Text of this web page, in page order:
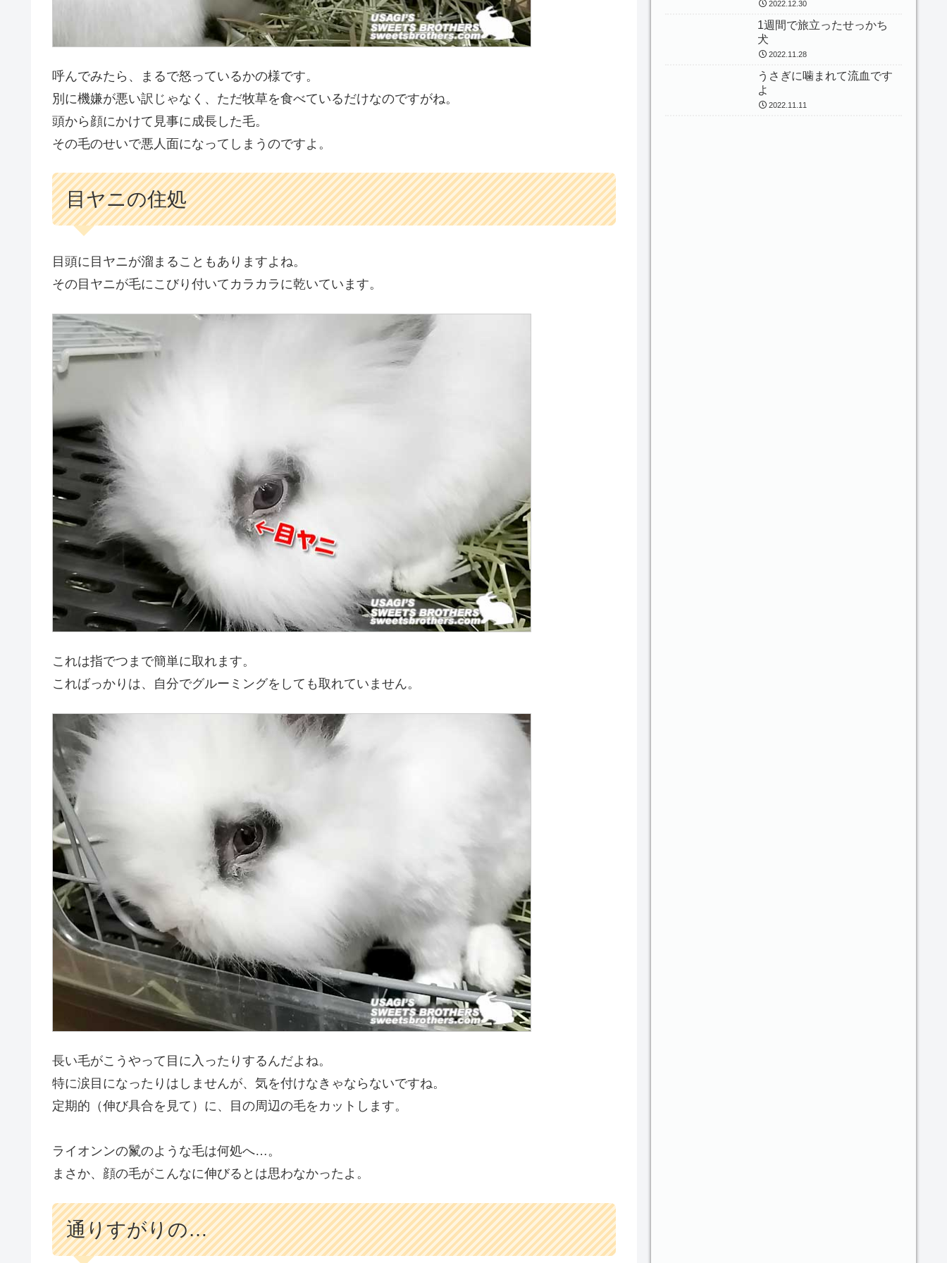
呼んでみたら、まるで怒っているかの様です。
別に機嫌が悪い訳じゃなく、ただ牧草を食べているだけなのですがね。
頭から顔にかけて見事に成長した毛。
その毛のせいで悪人面になってしまうのですよ。
目ヤニの住処
目頭に目ヤニが溜まることもありますよね。
その目ヤニが毛にこびり付いてカラカラに乾いています。
これは指でつまで簡単に取れます。
こればっかりは、自分でグルーミングをしても取れていません。
長い毛がこうやって目に入ったりするんだよね。
特に涙目になったりはしませんが、気を付けなきゃならないですね。
定期的（伸び具合を見て）に、目の周辺の毛をカットします。
ライオンンの鬣のような毛は何処へ…。
まさか、顔の毛がこんなに伸びるとは思わなかったよ。
通りすがりの…
2022.12.30
1週間で旅立ったせっかち
犬
2022.11.28
うさぎに噛まれて流血です
よ
2022.11.11